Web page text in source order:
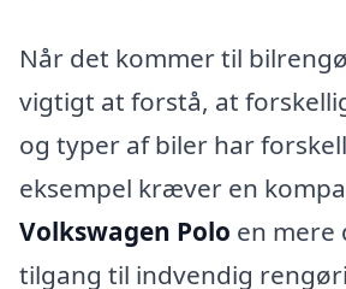
Når det kommer til
vigtigt at forstå, at
og typer af biler har
eksempel kræver en
Volkswagen Polo en mere
tilgang til indvendig